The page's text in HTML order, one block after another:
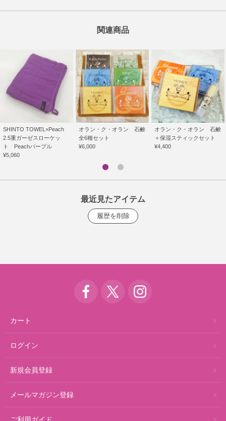
関連商品
SHINTO TOWEL×Peach
2.5重ガーゼスローケッ
ト Peachパープル
¥5,060
オラン・ク・オラン 石鹸
全6種セット
¥6,000
オラン・ク・オラン 石鹸
＋保湿スティックセット
¥4,400
最近見たアイテム
カート
ログイン
新規会員登録
メールマガジン登録